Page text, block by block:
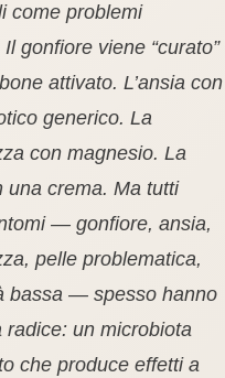
come problemi
gonfiore viene “curato”
attivato. L’ansia con
generico. La
con magnesio. La
una crema. Ma tutti
— gonfiore, ansia,
pelle problematica,
bassa — spesso hanno
radice: un microbiota
che produce effetti a